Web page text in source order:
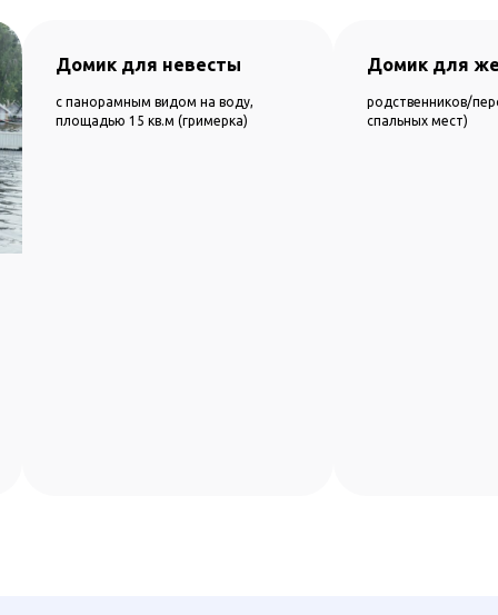
Домик для жениха
родственников/персонала (до 2ух
спальных мест)
Туалетный
на 6 кабинок + 1